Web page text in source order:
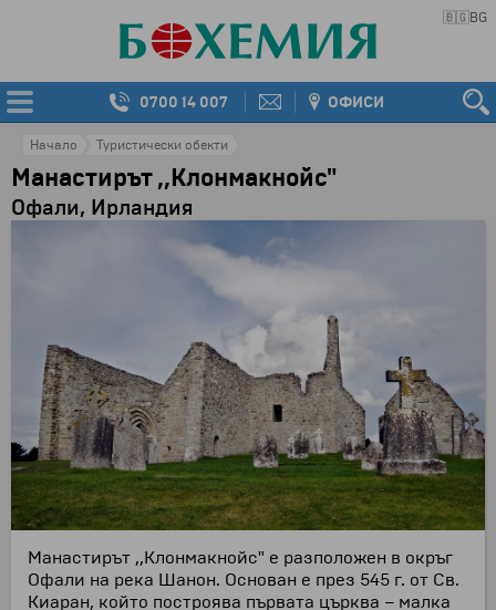
🇧🇬BG
0700 14 007 ОФИСИ
Начало Туристически обекти
Манастирът ,,Клонмакнойс"
Офали, Ирландия
Манастирът ,,Клонмакнойс" е разположен в окръг
Офали на река Шанон. Основан е през 545 г. от Св.
Киаран, който построява първата църква – малка